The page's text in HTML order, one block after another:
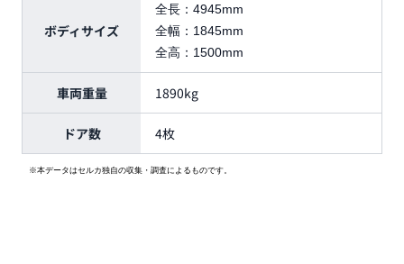
ボディサイズ
全長： 4945mm
全幅： 1845mm
全高： 1500mm
車両重量 1890kg
ドア数 4枚
※本データはセルカ独自の収集・調査によるものです。